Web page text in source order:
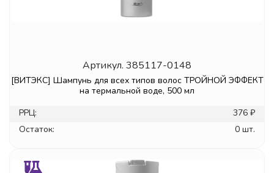
Артикул. 385117-0148
[ВИТЭКС] Шампунь для всех типов волос ТРОЙНОЙ ЭФФЕКТ
на термальной воде, 500 мл
РРЦ:
376 ₽
Остаток:
0 шт.